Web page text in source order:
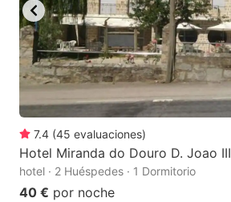
7.4 (45 evaluaciones)
Hotel Miranda do Douro D. Joao III
hotel · 2 Huéspedes · 1 Dormitorio
40 € por noche